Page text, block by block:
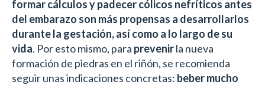
formar cálculos y padecer cólicos nefríticos antes
del embarazo son más propensas a desarrollarlos
durante la gestación, así como a lo largo de su
vida. Por esto mismo, para prevenirla nueva
formación de piedras en el riñón, se recomienda
seguir unas indicaciones concretas: beber mucho